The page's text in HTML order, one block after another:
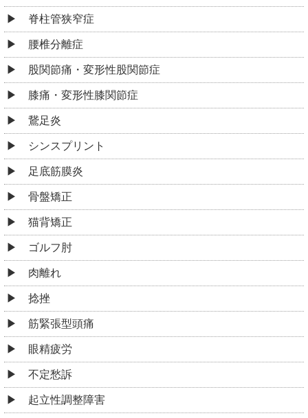
脊柱管狭窄症
腰椎分離症
股関節痛・変形性股関節症
膝痛・変形性膝関節症
鵞足炎
シンスプリント
足底筋膜炎
骨盤矯正
猫背矯正
ゴルフ肘
肉離れ
捻挫
筋緊張型頭痛
眼精疲労
不定愁訴
起立性調整障害